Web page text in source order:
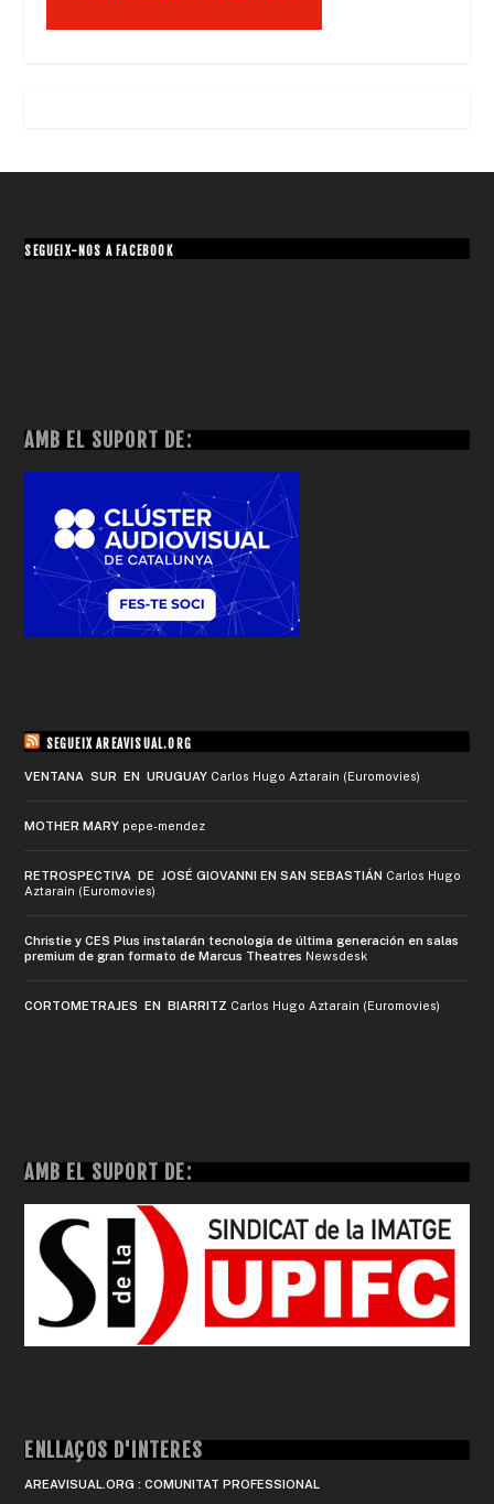
SEGUEIX-NOS A FACEBOOK
AMB EL SUPORT DE:
SEGUEIX AREAVISUAL.ORG
VENTANA SUR EN URUGUAY Carlos Hugo Aztarain (Euromovies)
MOTHER MARY pepe-mendez
RETROSPECTIVA DE JOSÉ GIOVANNI EN SAN SEBASTIÁN Carlos Hugo
Aztarain (Euromovies)
Christie y CES Plus instalarán tecnología de última generación en salas
premium de gran formato de Marcus Theatres Newsdesk
CORTOMETRAJES EN BIARRITZ Carlos Hugo Aztarain (Euromovies)
AMB EL SUPORT DE:
ENLLAÇOS D'INTERÈS
AREAVISUAL.ORG : COMUNITAT PROFESSIONAL